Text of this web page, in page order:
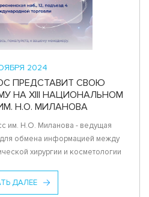
2024
ПРЕДСТАВИТ СВОЮ
НА XIII НАЦИОНАЛЬНОМ
Н.О. МИЛАНОВА
им. Н.О. Миланова - ведущая
обмена информацией между
хирургии и косметологии
ДАЛЕЕ